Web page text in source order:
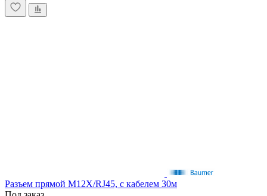
Разъем прямой M12X/RJ45, с кабелем 30м